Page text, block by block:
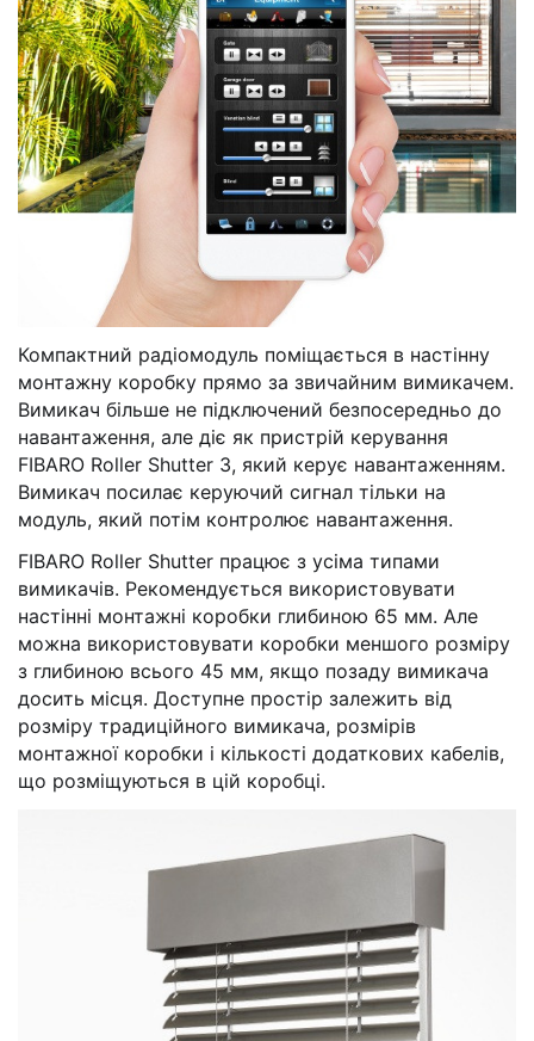
Компактний радіомодуль поміщається в настінну
монтажну коробку прямо за звичайним вимикачем.
Вимикач більше не підключений безпосередньо до
навантаження, але діє як пристрій керування
FIBARO Roller Shutter 3, який керує навантаженням.
Вимикач посилає керуючий сигнал тільки на
модуль, який потім контролює навантаження.
FIBARO Roller Shutter працює з усіма типами
вимикачів. Рекомендується використовувати
настінні монтажні коробки глибиною 65 мм. Але
можна використовувати коробки меншого розміру
з глибиною всього 45 мм, якщо позаду вимикача
досить місця. Доступне простір залежить від
розміру традиційного вимикача, розмірів
монтажної коробки і кількості додаткових кабелів,
що розміщуються в цій коробці.